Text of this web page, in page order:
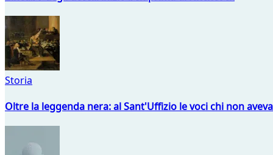
Storia
Oltre la leggenda nera: al Sant'Uffizio le voci chi non